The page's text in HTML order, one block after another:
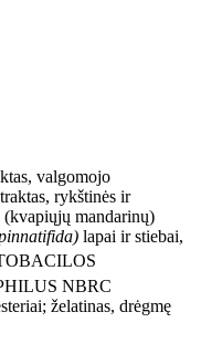
valgomojo
rykštinės ir
(kvapiųjų mandarinų)
lapai ir stiebai,
NBRC
želatinas, drėgmę